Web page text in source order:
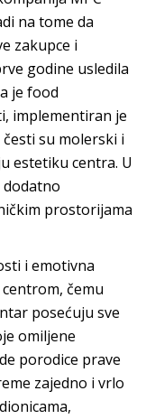
na tome da
zakupce i
godine usledila
jefood
implementiran je
su molerski i
estetiku centra. U
prostorijama
i emotivna
čemu
posećuju sve
omiljene
porodice prave
zajedno i vrlo